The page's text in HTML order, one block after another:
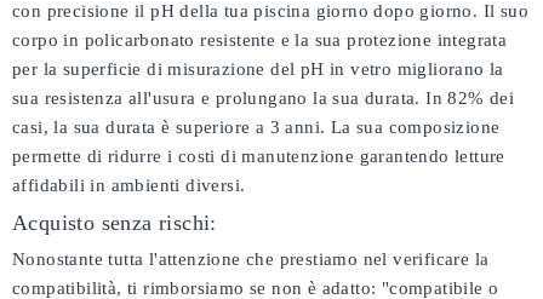
con precisione il pH della tua piscina giorno dopo giorno. Il suo
corpo in policarbonato resistente e la sua protezione integrata
per la superficie di misurazione del pH in vetro migliorano la
sua resistenza all'usura e prolungano la sua durata. In 82% dei
casi, la sua durata è superiore a 3 anni. La sua composizione
permette di ridurre i costi di manutenzione garantendo letture
affidabili in ambienti diversi.
Acquisto senza rischi:
Nonostante tutta l'attenzione che prestiamo nel verificare la
compatibilità, ti rimborsiamo se non è adatto: "compatibile o